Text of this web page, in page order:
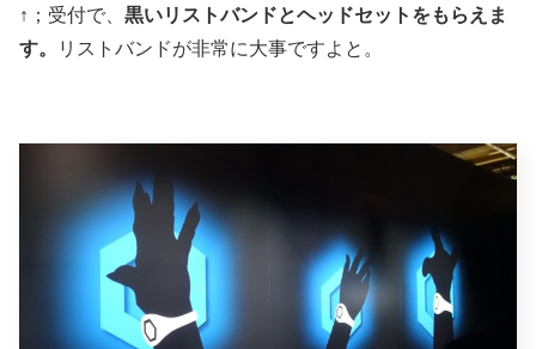
↑；受付で、 黒いリストバンドとヘッドセットをもらえま
す。
リストバンドが非常に大事ですよと。